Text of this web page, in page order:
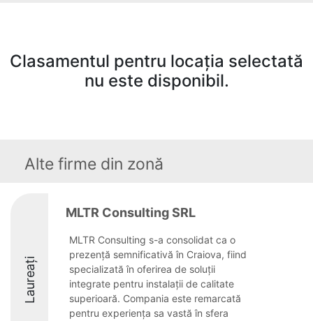
Clasamentul pentru locația selectată
nu este disponibil.
Alte firme din zonă
Laureați
MLTR Consulting SRL
MLTR Consulting s-a consolidat ca o
prezență semnificativă în Craiova, fiind
specializată în oferirea de soluții
integrate pentru instalații de calitate
superioară. Compania este remarcată
pentru experiența sa vastă în sfera